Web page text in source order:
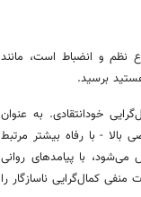
و انضباط است، مانند
برسید.
خودانتقادی. به عنوان
بالا - با رفاه بیشتر مرتبط
با پیامدهای روانی
کمال‌گرایی ناسازگار را